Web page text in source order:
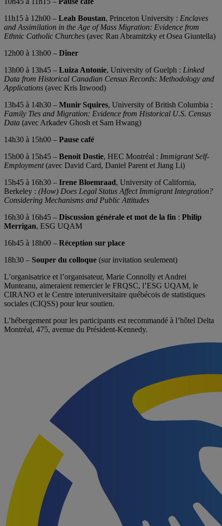
11h15 à 12h00 – Leah Boustan, Princeton University : Enclaves
and Assimilation in the Age of Mass Migration: Evidence from
Ethnic Catholic Churches (avec Ran Abramitzky et Osea Giuntella)
12h00 à 13h00 – Dîner
13h00 à 13h45 – Luiza Antonie, University of Guelph : Linked
Data from Historical Canadian Census Records: Methodology and
Applications (avec Kris Inwood)
13h45 à 14h30 – Munir Squires, University of British Columbia :
Family Ties and Migration: Evidence from Historical U.S. Census
Data (avec Arkadev Ghosh et Sam Hwang)
14h30 à 15h00 – Pause café
15h00 à 15h45 – Benoit Dostie, HEC Montréal : Immigrant Self-
Employment(avec David Card, Daniel Parent et Jiang Li)
15h45 à 16h30 – Irene Bloemraad, University of California,
Berkeley : (How) Does Legal Status Affect Immigrant Integration?
Considering Mechanisms and Public Attitudes
16h30 à 16h45 – Discussion générale et mot de la fin : Philip
Merrigan, ESG UQAM
16h45 à 18h00 – Réception sur place
18h30 – Souper du colloque (sur invitation seulement)
L’organisatrice et l’organisateur, Marie Connolly et Andrei
Munteanu, aimeraient remercier le FRQSC, l’ESG UQAM, le
CIRANO et le Centre interuniversitaire québécois de statistiques
sociales (CIQSS) pour leur soutien.
L’hébergement pour les participants est recommandé à l’hôtel Delta
Montréal, 475, avenue du Président-Kennedy.